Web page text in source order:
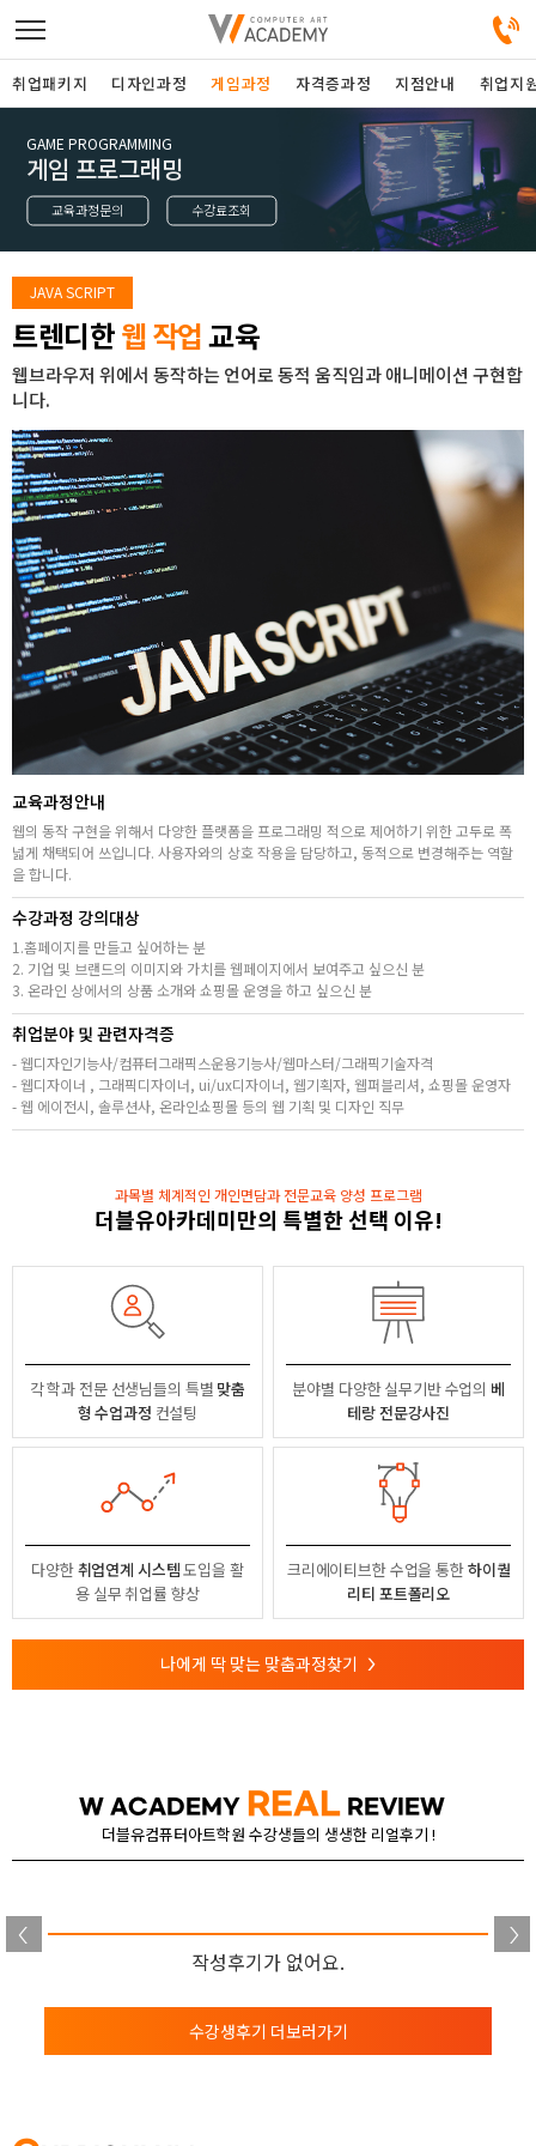
디자인정규과정
디자인단과과정
게임과정
자격증과정
커뮤니티
취업패키지
취업지원센터
고객상담센터
아카데미소개
지점별 홈페이지
취업패키지 디자인과정 게임과정 자격증과정 지점안내 취업지
GAME PROGRAMMING
게임 프로그래밍
교육과정문의 수강료조회
JAVA SCRIPT
트렌디한웹 작업교육
웹브라우저 위에서 동작하는 언어로 동적 움직임과 애니메이션 구현합
니다.
교육과정안내
웹의 동작 구현을 위해서 다양한 플랫폼을 프로그래밍 적으로 제어하기 위한 고두로 폭
넓게 채택되어 쓰입니다. 사용자와의 상호 작용을 담당하고, 동적으로 변경해주는 역할
을 합니다.
수강과정 강의대상
1.홈페이지를 만들고 싶어하는 분
2. 기업 및 브랜드의 이미지와 가치를 웹페이지에서 보여주고 싶으신 분
3. 온라인 상에서의 상품 소개와 쇼핑몰 운영을 하고 싶으신 분
취업분야 및 관련자격증
- 웹디자인기능사/컴퓨터그래픽스운용기능사/웹마스터/그래픽기술자격
- 웹디자이너 , 그래픽디자이너, ui/ux디자이너, 웹기획자, 웹퍼블리셔, 쇼핑몰 운영자
- 웹 에이전시, 솔루션사, 온라인쇼핑몰 등의 웹 기획 및 디자인 직무
과목별 체계적인 개인면담과 전문교육 양성 프로그램
더블유아카데미만의 특별한 선택 이유!
각 학과 전문 선생님들의 특별 맞춤
형 수업과정 컨설팅
분야별 다양한 실무기반 수업의 베
테랑 전문강사진
다양한취업연계 시스템도입을 활
용실무 취업률 향상
크리에이티브한 수업을 통한하이퀄
리티 포트폴리오
나에게 딱 맞는 맞춤과정찾기 >
W ACADEMY REAL REVIEW
더블유컴퓨터아트학원 수강생들의 생생한 리얼후기 !
어요. 작성후기가 없
수강생후기 더보러가기